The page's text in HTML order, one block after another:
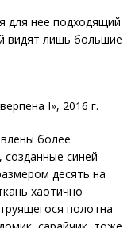
для нее подходящий
видят лишь большие
I», 2016 г.
более
синей
десять на
хаотично
полотна